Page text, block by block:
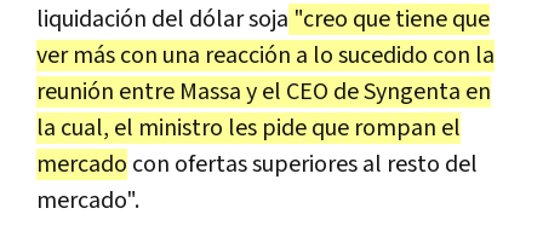
liquidación del dólar soja "creo que tiene que
ver más con una reacción a lo sucedido con la
reunión entre Massa y el CEO de Syngenta en
la cual, el ministro les pide que rompan el
mercado con ofertas superiores al resto del
mercado".